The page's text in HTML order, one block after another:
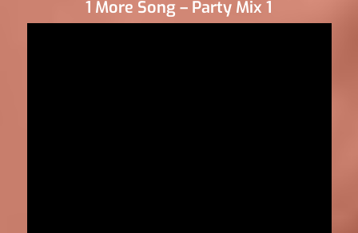
1 More Song – Party Mix 1